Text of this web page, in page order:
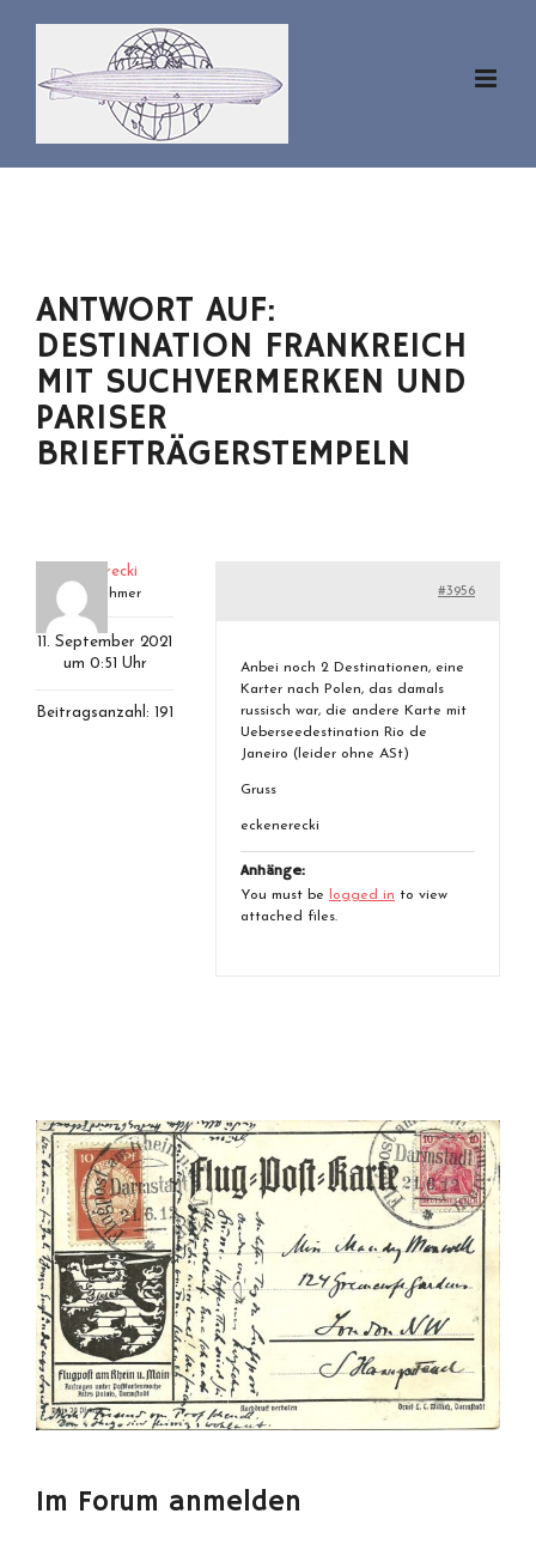
springen
ANTWORT AUF:
DESTINATION FRANKREICH
MIT SUCHVERMERKEN UND
PARISER
BRIEFTRÄGERSTEMPELN
eckenerecki
Teilnehmer
11. September 2021
um 0:51 Uhr
Beitragsanzahl: 191
#3956
Anbei noch 2 Destinationen, eine
Karter nach Polen, das damals
russisch war, die andere Karte mit
Ueberseedestination Rio de
Janeiro (leider ohne ASt)
Gruss
eckenerecki
Anhänge:
You must be logged in to view
attached files.
Im Forum anmelden